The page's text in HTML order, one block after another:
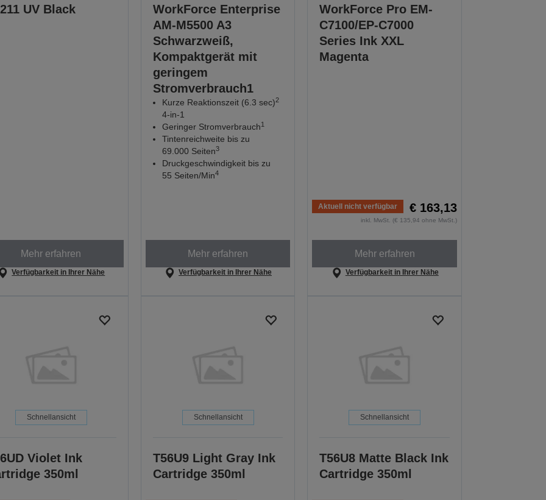
UV Black
Mehr erfahren
Verfügbarkeit in Ihrer Nähe
WorkForce Enterprise
AM-M5500 A3
Schwarzweiß,
Kompaktgerät mit
geringem
Stromverbrauch1
Kurze Reaktionszeit (6.3 sec)2
4-in-1
Geringer Stromverbrauch1
Tintenreichweite bis zu
69.000 Seiten3
Druckgeschwindigkeit bis zu
55 Seiten/Min4
Mehr erfahren
Verfügbarkeit in Ihrer Nähe
WorkForce Pro EM-
C7100/EP-C7000
Series Ink XXL
Magenta
Aktuell nicht verfügbar € 163,13
inkl. MwSt. (€ 135,94 ohne MwSt.)
Mehr erfahren
Verfügbarkeit in Ihrer Nähe
Schnellansicht
Violet Ink
350ml
Schnellansicht
T56U9 Light Gray Ink
Cartridge 350ml
Schnellansicht
T56U8 Matte Black Ink
Cartridge 350ml